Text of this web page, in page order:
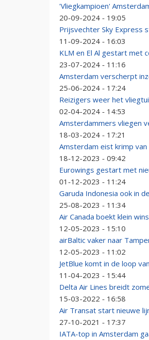
'Vliegkampioen'
20-09-2024 - 19:05
Prijsvechter Sky Express
11-09-2024 - 16:03
KLM en El Al gestart met
23-07-2024 - 11:16
Amsterdam verscherpt
25-06-2024 - 17:24
Reizigers weer het
02-04-2024 - 14:53
Amsterdammers vliegen
18-03-2024 - 17:21
Amsterdam eist krimp van
18-12-2023 - 09:42
Eurowings gestart met
01-12-2023 - 11:24
Garuda Indonesia ook in
25-08-2023 - 11:34
Air Canada boekt klein
12-05-2023 - 15:10
airBaltic vaker naar
12-05-2023 - 11:02
JetBlue komt in de loop
11-04-2023 - 15:44
Delta Air Lines breidt
15-03-2022 - 16:58
Air Transat start nieuwe
27-10-2021 - 17:37
IATA-top in Amsterdam